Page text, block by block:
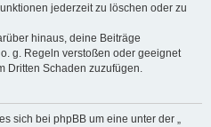
jederzeit zu löschen oder zu
hinaus, deine Beiträge
g. Regeln verstoßen oder geeignet
Dritten Schaden zuzufügen.
sich bei phpBB um eine unter der „